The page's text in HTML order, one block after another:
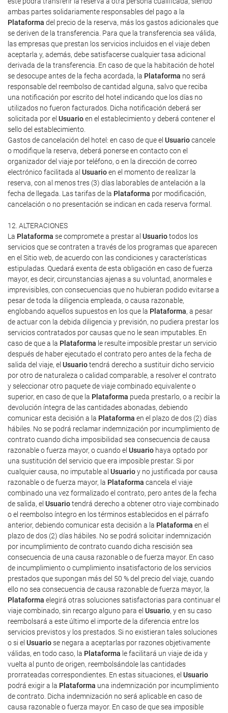
ambas partes solidariamente responsables del pago a la
Plataforma del precio de la reserva, más los gastos adicionales que
se deriven de la transferencia. Para que la transferencia sea válida,
las empresas que prestan los servicios incluidos en el viaje deben
aceptarla y, además, debe satisfacerse cualquier tasa adicional
derivada de la transferencia. En caso de que la habitación de hotel
se desocupe antes de la fecha acordada, la Plataforma no será
responsable del reembolso de cantidad alguna, salvo que reciba
una notificación por escrito del hotel indicando que los días no
utilizados no fueron facturados. Dicha notificación deberá ser
solicitada por el Usuarioen el establecimiento y deberá contener el
sello del establecimiento.
Gastos de cancelación del hotel: en caso de que el Usuariocancele
o modifique la reserva, deberá ponerse en contacto con el
organizador del viaje por teléfono, o en la dirección de correo
electrónico facilitada al Usuarioen el momento de realizar la
reserva, con al menos tres (3) días laborables de antelación a la
fecha de llegada. Las tarifas de la Plataforma por modificación,
cancelación o no presentación se indican en cada reserva formal.
12. ALTERACIONES
La Plataforma se compromete a prestar al Usuariotodos los
servicios que se contraten a través de los programas que aparecen
en el Sitio web, de acuerdo con las condiciones y características
estipuladas. Quedará exenta de esta obligación en caso de fuerza
mayor, es decir, circunstancias ajenas a su voluntad, anormales e
imprevisibles, con consecuencias que no hubieran podido evitarse a
pesar de toda la diligencia empleada, o causa razonable,
englobando aquellos supuestos en los que la Plataforma, a pesar
de actuar con la debida diligencia y previsión, no pudiera prestar los
servicios contratados por causas que no le sean imputables. En
caso de que a la Plataforma le resulte imposible prestar un servicio
después de haber ejecutado el contrato pero antes de la fecha de
salida del viaje, el Usuariotendrá derecho a sustituir dicho servicio
por otro de naturaleza o calidad comparable, a resolver el contrato
y seleccionar otro paquete de viaje combinado equivalente o
superior, en caso de que la Plataforma pueda prestarlo, o a recibir la
devolución íntegra de las cantidades abonadas, debiendo
comunicar esta decisión a la Plataforma en el plazo de dos (2) días
hábiles. No se podrá reclamar indemnización por incumplimiento de
contrato cuando dicha imposibilidad sea consecuencia de causa
razonable o fuerza mayor, o cuando el Usuario haya optado por
una sustitución del servicio que era imposible prestar. Si por
cualquier causa, no imputable al Usuarioy no justificada por causa
razonable o de fuerza mayor, la Plataforma cancela el viaje
combinado una vez formalizado el contrato, pero antes de la fecha
de salida, el Usuariotendrá derecho a obtener otro viaje combinado
o el reembolso íntegro en los términos establecidos en el párrafo
anterior, debiendo comunicar esta decisión a la Plataforma en el
plazo de dos (2) días hábiles. No se podrá solicitar indemnización
por incumplimiento de contrato cuando dicha rescisión sea
consecuencia de una causa razonable o de fuerza mayor. En caso
de incumplimiento o cumplimiento insatisfactorio de los servicios
prestados que supongan más del 50 % del precio del viaje, cuando
ello no sea consecuencia de causa razonable de fuerza mayor, la
Plataforma elegirá otras soluciones satisfactorias para continuar el
viaje combinado, sin recargo alguno para el Usuario, y en su caso
reembolsará a este último el importe de la diferencia entre los
servicios previstos y los prestados. Si no existieran tales soluciones
o si el Usuariose negara a aceptarlas por razones objetivamente
válidas, en todo caso, la Plataforma le facilitará un viaje de ida y
vuelta al punto de origen, reembolsándole las cantidades
prorrateadas correspondientes. En estas situaciones, el Usuario
podrá exigir a la Plataforma una indemnización por incumplimiento
de contrato. Dicha indemnización no será aplicable en caso de
causa razonable o fuerza mayor. En caso de que sea imposible